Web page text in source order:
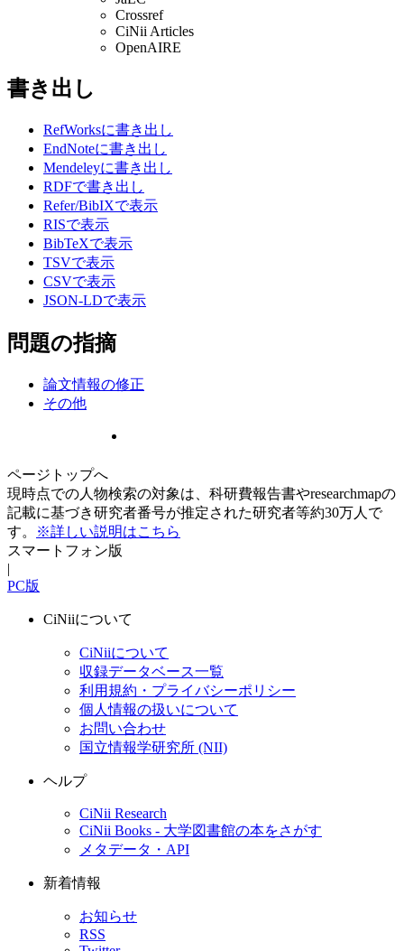
Crossref
CiNii Articles
OpenAIRE
書き出し
RefWorksに書き出し
EndNoteに書き出し
Mendeleyに書き出し
RDFで書き出し
Refer/BibIXで表示
RISで表示
BibTeXで表示
TSVで表示
CSVで表示
JSON-LDで表示
問題の指摘
論文情報の修正
その他
ページトップへ
現時点での人物検索の対象は、科研費報告書やresearchmapの
記載に基づき研究者番号が推定された研究者等約30万人で
す。
※詳しい説明はこちら
スマートフォン版
|
PC版
CiNiiについて
CiNiiについて
収録データベース一覧
利用規約・プライバシーポリシー
個人情報の扱いについて
お問い合わせ
国立情報学研究所 (NII)
ヘルプ
CiNii Research
CiNii Books - 大学図書館の本をさがす
メタデータ・API
新着情報
お知らせ
RSS